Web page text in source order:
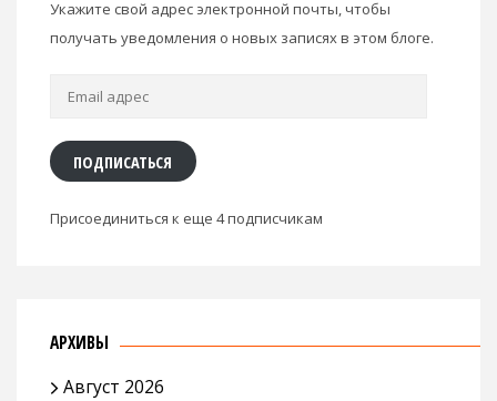
Укажите свой адрес электронной почты, чтобы
получать уведомления о новых записях в этом блоге.
Email
ПОДПИСАТЬСЯ
Присоединиться к еще 4 подписчикам
АРХИВЫ
Август 2026